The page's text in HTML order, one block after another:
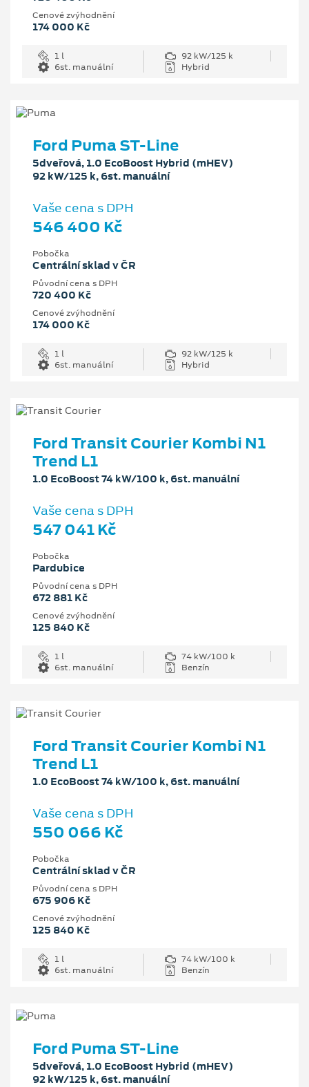
Cenové zvýhodnění
174 000 Kč
1 l
92 kW/125 k
6st. manuální
Hybrid
Ford Puma ST-Line
5dveřová, 1.0 EcoBoost Hybrid (mHEV)
92 kW/125 k, 6st. manuální
Vaše cena s DPH
546 400 Kč
Pobočka
Centrální sklad v ČR
Původní cena s DPH
720 400 Kč
Cenové zvýhodnění
174 000 Kč
1 l
92 kW/125 k
6st. manuální
Hybrid
Ford Transit Courier Kombi N1
Trend L1
1.0 EcoBoost 74 kW/100 k, 6st. manuální
Vaše cena s DPH
547 041 Kč
Pobočka
Pardubice
Původní cena s DPH
672 881 Kč
Cenové zvýhodnění
125 840 Kč
1 l
74 kW/100 k
6st. manuální
Benzín
Ford Transit Courier Kombi N1
Trend L1
1.0 EcoBoost 74 kW/100 k, 6st. manuální
Vaše cena s DPH
550 066 Kč
Pobočka
Centrální sklad v ČR
Původní cena s DPH
675 906 Kč
Cenové zvýhodnění
125 840 Kč
1 l
74 kW/100 k
6st. manuální
Benzín
Ford Puma ST-Line
5dveřová, 1.0 EcoBoost Hybrid (mHEV)
92 kW/125 k, 6st. manuální